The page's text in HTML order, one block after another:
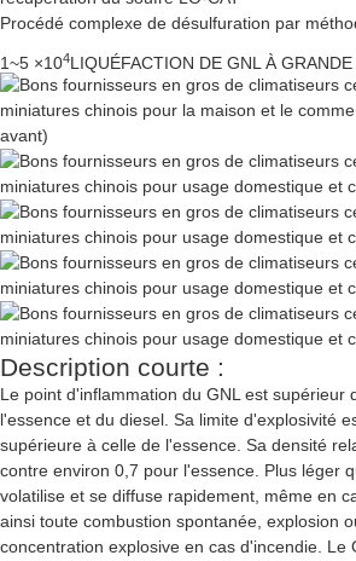
Procédé complexe de désulfuration par
1~5 ×104LIQUÉFACTION DE GNL À
Description courte :
Le point d'inflammation du GNL est supérieur
l'essence et du diesel. Sa limite d'explosivité
supérieure à celle de l'essence. Sa densité
contre environ 0,7 pour l'essence. Plus léger
volatilise et se diffuse rapidement, même en
ainsi toute combustion spontanée, explosion
concentration explosive en cas d'incendie. Le